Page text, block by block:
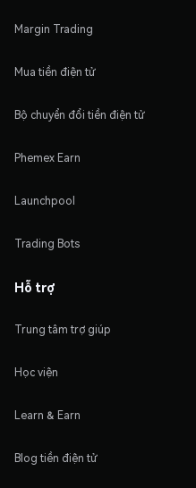
Margin Trading
Mua tiền điện tử
Bộ chuyển đổi tiền điện tử
Phemex Earn
Launchpool
Trading Bots
Hỗ trợ
Trung tâm trợ giúp
Học viện
Learn & Earn
Blog tiền điện tử